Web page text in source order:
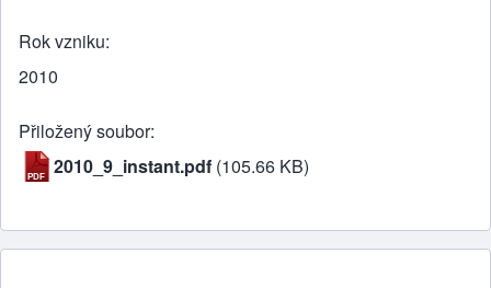
Rok vzniku
2010
Přiložený soubor
2010_9_instant.pdf (105.66 KB)